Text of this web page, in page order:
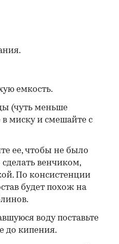
емкость.
(чуть меньше
миску и смешайте с
ее, чтобы не было
венчиком,
По консистенции
будет похож на
воду поставьте
до кипения.